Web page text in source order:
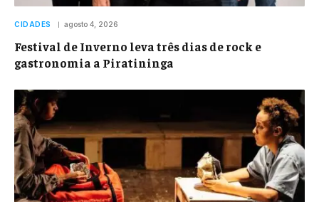
CIDADES agosto 4, 2026
Festival de Inverno leva três dias de rock e
gastronomia a Piratininga